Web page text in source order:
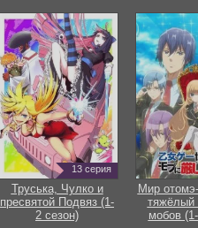
13 серия
Труська, Чулко и
пресвятой Подвяз (1-
2 сезон)
Мир
тяжёлый
мобов